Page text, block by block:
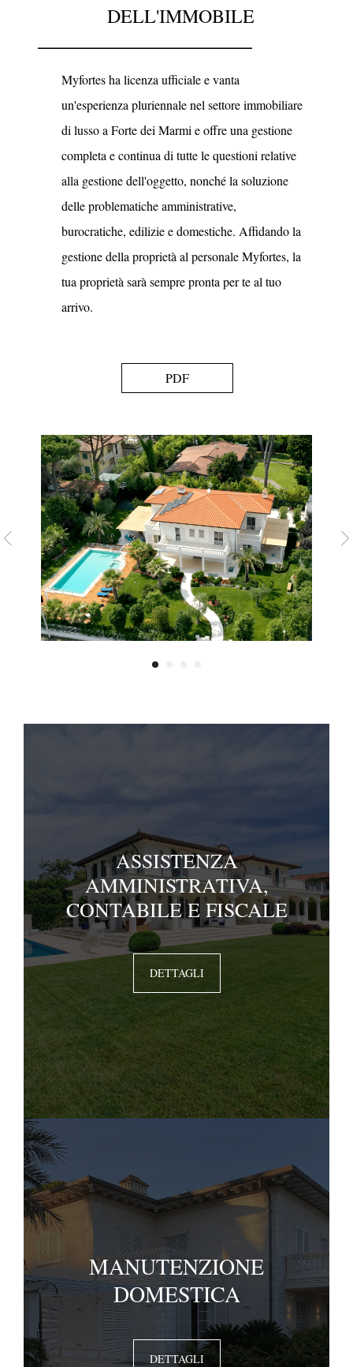
Myfortes ha licenza ufficiale e vanta
un'esperienza pluriennale nel settore immobiliare
di lusso a Forte dei Marmi e offre una gestione
completa e continua di tutte le questioni relative
alla gestione dell'oggetto, nonché la soluzione
delle problematiche amministrative,
burocratiche, edilizie e domestiche. Affidando la
gestione della proprietà al personale Myfortes, la
tua proprietà sarà sempre pronta per te al tuo
arrivo.
DELL'IMMOBILE
PDF
ASSISTENZA
AMMINISTRATIVA,
CONTABILE E FISCALE
DETTAGLI
MANUTENZIONE
DOMESTICA
DETTAGLI